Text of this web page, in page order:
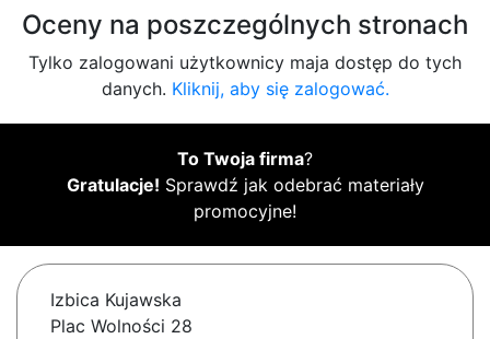
Oceny na poszczególnych stronach
Tylko zalogowani użytkownicy maja dostęp do tych
danych. Kliknij, aby się zalogować.
To Twoja firma?
Gratulacje! Sprawdź jak odebrać materiały
promocyjne!
Izbica Kujawska
Plac Wolności 28